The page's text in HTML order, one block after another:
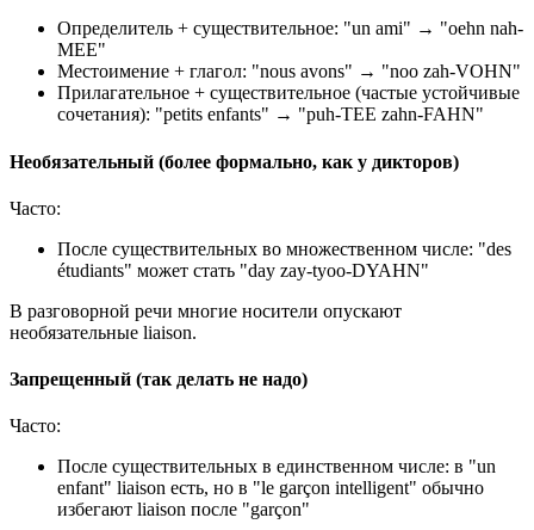
Определитель + существительное: "un ami" → "oehn nah-
MEE"
Местоимение + глагол: "nous avons" → "noo zah-VOHN"
Прилагательное + существительное (частые устойчивые
сочетания): "petits enfants" → "puh-TEE zahn-FAHN"
Необязательный (более формально, как у дикторов)
Часто:
После существительных во множественном числе: "des
étudiants" может стать "day zay-tyoo-DYAHN"
В разговорной речи многие носители опускают
необязательные liaison.
Запрещенный (так делать не надо)
Часто:
После существительных в единственном числе: в "un
enfant" liaison есть, но в "le garçon intelligent" обычно
избегают liaison после "garçon"